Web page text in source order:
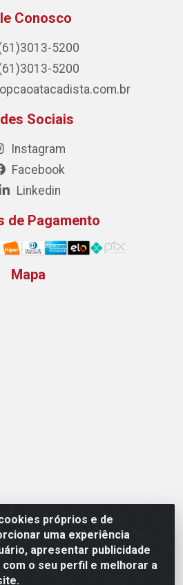
próprios e de
uma experiência
apresentar publicidade
o seu perfil e melhorar a
Conosco
5200
5200
Sociais
Instagram
Facebook
Linkedin
de Pagamento
Mapa
De Industria Qi 21 Lt 23 A 41,
(Ceilândia), Brasília/DF - CEP
17.244.285/0001-09